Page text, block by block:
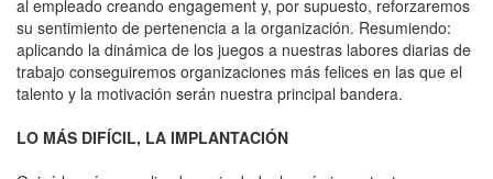
al empleado creando engagement y, por supuesto, reforzaremos
su sentimiento de pertenencia a la organización. Resumiendo:
aplicando la dinámica de los juegos a nuestras labores diarias de
trabajo conseguiremos organizaciones más felices en las que el
talento y la motivación serán nuestra principal bandera.
LO MÁS DIFÍCIL, LA IMPLANTACIÓN